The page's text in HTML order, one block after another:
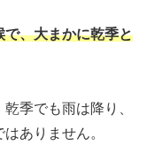
で、大まかに乾季と
季でも雨は降り、
ありません。